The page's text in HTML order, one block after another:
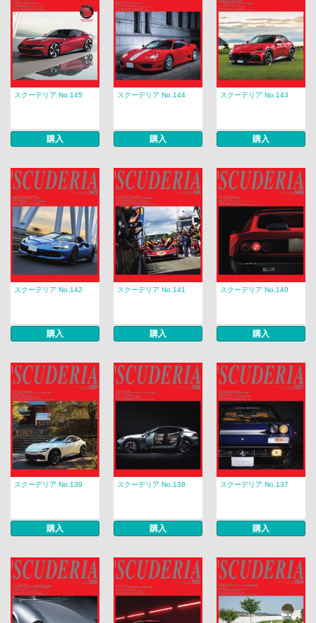
スクーデリア No.145
購入
スクーデリア No.144
購入
スクーデリア No.143
購入
スクーデリア No.142
購入
スクーデリア No.141
購入
スクーデリア No.140
購入
スクーデリア No.139
購入
スクーデリア No.138
購入
スクーデリア No.137
購入